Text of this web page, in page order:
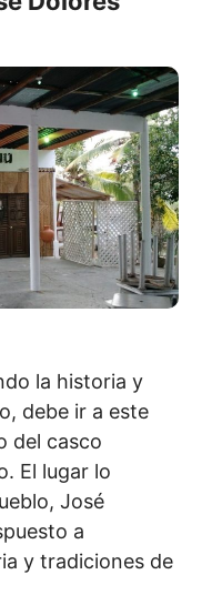
la historia y
debe ir a este
del casco
El lugar lo
José
a
y tradiciones de